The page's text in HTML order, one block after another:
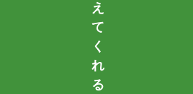
え
て
く
れ
る
らご覧ください。 Eclipseの最新版が出
こではWindows10 […]